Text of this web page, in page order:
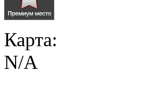
Карта:
N/A